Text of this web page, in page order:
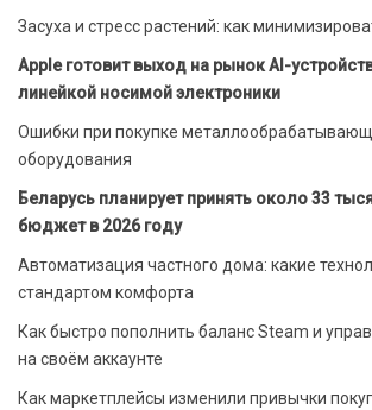
Засуха и стресс растений: как
Apple готовит выход на рынок AI-
линейкой носимой электроники
Ошибки при покупке
оборудования
Беларусь планирует принять около 33
бюджет в 2026 году
Автоматизация частного дома: какие
стандартом комфорта
Как быстро пополнить баланс Steam и
на своём аккаунте
Как маркетплейсы изменили привычки